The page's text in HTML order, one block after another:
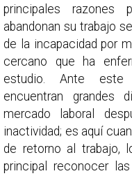
principales razones
abandonan su trabajo
de la incapacidad por
cercano que ha
estudio. Ante este
encuentran grandes
mercado laboral
inactividad; es aquí
de retorno al trabajo,
principal reconocer